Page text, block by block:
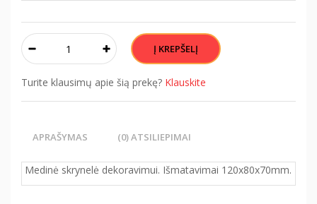
Turite klausimų apie šią prekę? Klauskite
APRAŠYMAS (0) ATSILIEPIMAI
Medinė skrynelė dekoravimui. Išmatavimai 120x80x70mm.